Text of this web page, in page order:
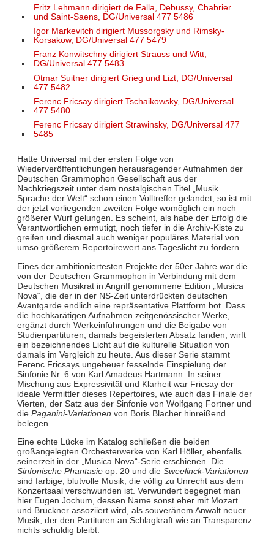
Fritz Lehmann dirigiert de Falla, Debussy, Chabrier
und Saint-Saens, DG/Universal 477 5486
Igor Markevitch dirigiert Mussorgsky und Rimsky-
Korsakow, DG/Universal 477 5479
Franz Konwitschny dirigiert Strauss und Witt,
DG/Universal 477 5483
Otmar Suitner dirigiert Grieg und Lizt, DG/Universal
477 5482
Ferenc Fricsay dirigiert Tschaikowsky, DG/Universal
477 5480
Ferenc Fricsay dirigiert Strawinsky, DG/Universal 477
5485
Hatte Universal mit der ersten Folge von
Wiederveröffentlichungen herausragender Aufnahmen der
Deutschen Grammophon Gesellschaft aus der
Nachkriegszeit unter dem nostalgischen Titel „Musik...
Sprache der Welt“ schon einen Volltreffer gelandet, so ist mit
der jetzt vorliegenden zweiten Folge womöglich ein noch
größerer Wurf gelungen. Es scheint, als habe der Erfolg die
Verantwortlichen ermutigt, noch tiefer in die Archiv-Kiste zu
greifen und diesmal auch weniger populäres Material von
umso größerem Repertoirewert ans Tageslicht zu fördern.
Eines der ambitioniertesten Projekte der 50er Jahre war die
von der Deutschen Grammophon in Verbindung mit dem
Deutschen Musikrat in Angriff genommene Edition „Musica
Nova“, die der in der NS-Zeit unterdrückten deutschen
Avantgarde endlich eine repräsentative Plattform bot. Dass
die hochkarätigen Aufnahmen zeitgenössischer Werke,
ergänzt durch Werkeinführungen und die Beigabe von
Studienpartituren, damals begeisterten Absatz fanden, wirft
ein bezeichnendes Licht auf die kulturelle Situation von
damals im Vergleich zu heute. Aus dieser Serie stammt
Ferenc Fricsays ungeheuer fesselnde Einspielung der
Sinfonie Nr. 6 von Karl Amadeus Hartmann. In seiner
Mischung aus Expressivität und Klarheit war Fricsay der
ideale Vermittler dieses Repertoires, wie auch das Finale der
Vierten, der Satz aus der Sinfonie von Wolfgang Fortner und
die Paganini-Variationen von Boris Blacher hinreißend
belegen.
Eine echte Lücke im Katalog schließen die beiden
großangelegten Orchesterwerke von Karl Höller, ebenfalls
seinerzeit in der „Musica Nova“-Serie erschienen. Die
Sinfonische Phantasieop. 20 und die Sweelinck-Variationen
sind farbige, blutvolle Musik, die völlig zu Unrecht aus dem
Konzertsaal verschwunden ist. Verwundert begegnet man
hier Eugen Jochum, dessen Name sonst eher mit Mozart
und Bruckner assoziiert wird, als souveränem Anwalt neuer
Musik, der den Partituren an Schlagkraft wie an Transparenz
nichts schuldig bleibt.